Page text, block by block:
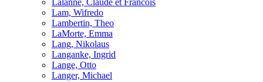
Lalanne, Claude et Francois
Lam, Wifredo
Lambertin, Theo
LaMorte, Emma
Lang, Nikolaus
Langanke, Ingrid
Lange, Otto
Langer, Michael